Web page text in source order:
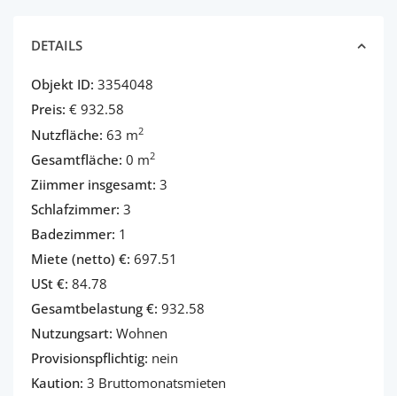
DETAILS
Objekt ID: 3354048
Preis: € 932.58
Nutzfläche: 63 m2
Gesamtfläche: 0 m2
Ziimmer insgesamt: 3
Schlafzimmer: 3
Badezimmer: 1
Miete (netto) €: 697.51
USt €: 84.78
Gesamtbelastung €: 932.58
Nutzungsart: Wohnen
Provisionspflichtig: nein
Kaution: 3 Bruttomonatsmieten